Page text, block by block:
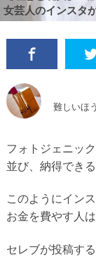
女芸人のインスタ
難しいほ
フォトジェニッ
並び、納得でき
このようにイン
お金を費やす人
セレブが投稿す